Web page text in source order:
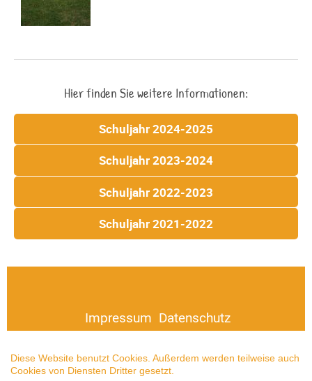
Hier finden Sie weitere Informationen:
Schuljahr 2024-2025
Schuljahr 2023-2024
Schuljahr 2022-2023
Schuljahr 2021-2022
Impressum Datenschutz
Diese Website benutzt Cookies. Außerdem werden teilweise auch
Cookies von Diensten Dritter gesetzt.